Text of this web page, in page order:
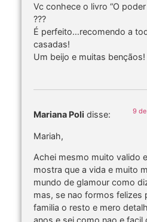
Vc conhece o livro “O
???
É perfeito…recomendo a
casadas!
Um beijo e muitas bençãos!
Mariana Poli disse: 9
Mariah,
Achei mesmo muito valido
mostra que a vida e muito
mundo de glamour como
mas, se nao formos felizes
familia o resto e mero
anos e sei como nao e facil